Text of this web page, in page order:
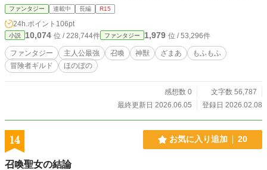
っていた真の才能が目覚める。
ファンタジー 連載中 長編 R15
24h.ポイント 106pt
小説 10,074 位 / 228,744件 ファンタジー 1,979 位 / 53,296件
ファンタジー 主人公最強 召喚 神獣 ざまあ
もふもふ
冒険者ギルド
ほのぼの
感想数 0
文字数 56,787
最終更新日 2026.06.05
登録日 2026.02.08
14 お気に入り追加 20
召喚聖女の結論